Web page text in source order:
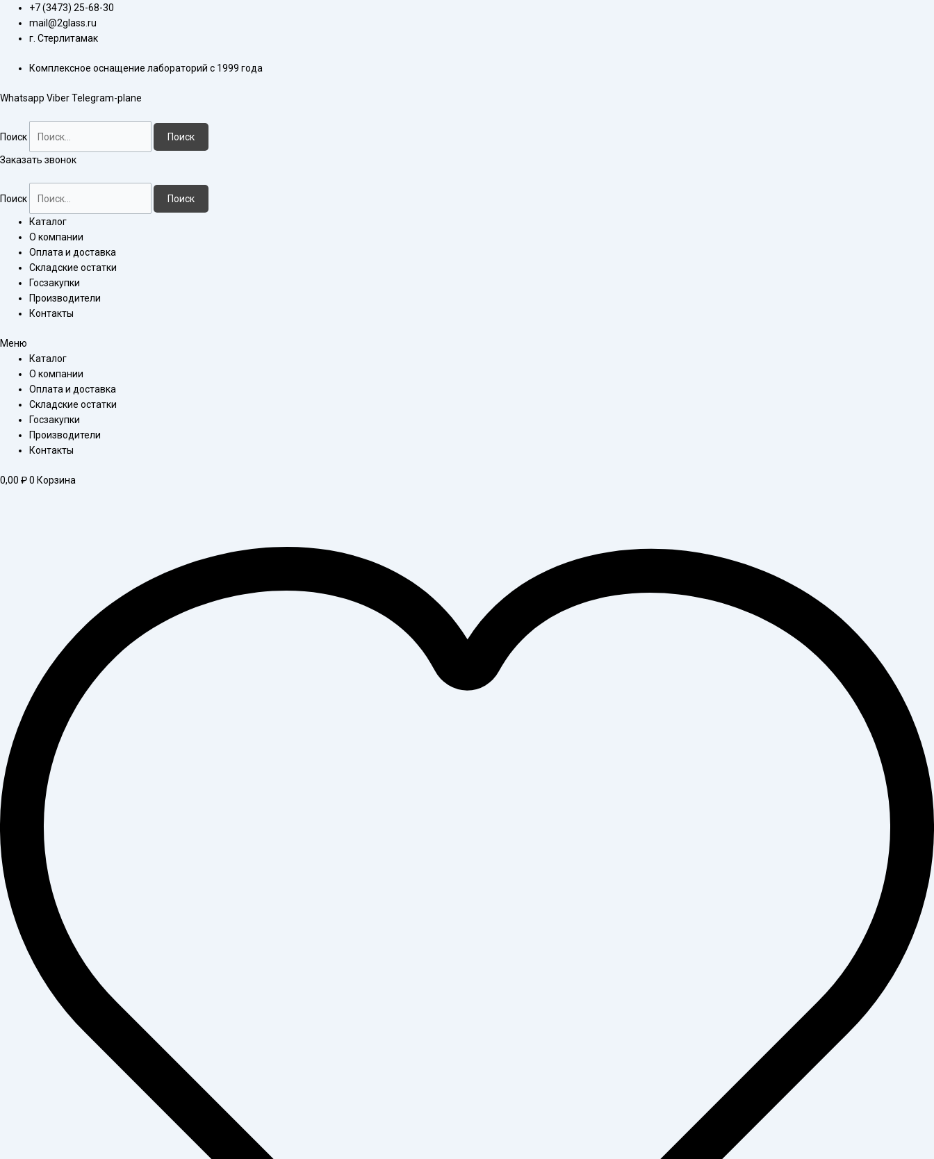
Перейти
содержимому
+7 (3473) 25-68-30
mail@2glass.ru
г. Стерлитамак
Комплексное оснащение лабораторий с 1999 года
Whatsapp ViberTelegram-plane
Поиск Поиск
Заказать звонок
Поиск Поиск
Каталог
О компании
Оплата и доставка
Складские остатки
Госзакупки
Производители
Контакты
Меню
Каталог
О компании
Оплата и доставка
Складские остатки
Госзакупки
Производители
Контакты
0,00 ₽0 Корзина
Количество
товара
Холодильник
300-
14/23